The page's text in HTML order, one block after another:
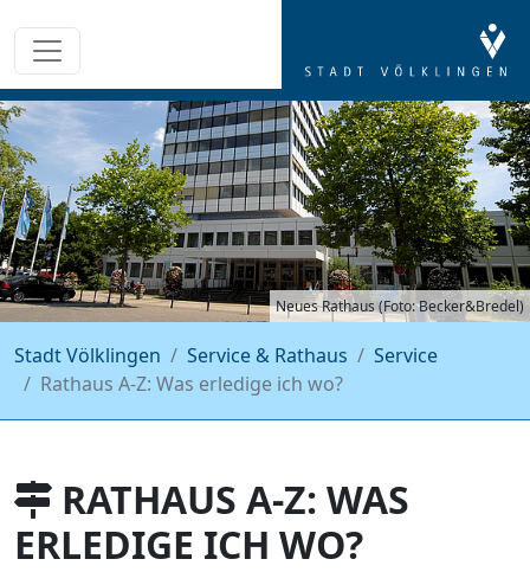
Neues Rathaus (Foto: Becker&Bredel)
Stadt Völklingen Service & Rathaus
Service
Rathaus A-Z: Was erledige ich wo?
RATHAUS A-Z: WAS
ERLEDIGE ICH WO?